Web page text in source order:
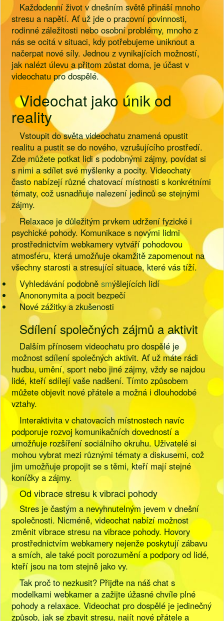
Každodenní život v dnešním světě přináší mnoho
stresu a napětí. Ať už jde o pracovní povinnosti,
rodinné záležitosti nebo osobní problémy, mnoho z
nás se ocitá v situaci, kdy potřebujeme uniknout a
načerpat nové síly. Jednou z vynikajících možností,
jak nalézt úlevu a přitom zůstat doma, je účast v
videochatu pro dospělé.
Videochat jako únik od
reality
Vstoupit do světa videochatu znamená opustit
realitu a pustit se do nového, vzrušujícího prostředí.
Zde můžete potkat lidi s podobnými zájmy, povídat si
s nimi a sdílet své myšlenky a pocity. Videochaty
často nabízejí různé chatovací místnosti s konkrétními
tématy, což usnadňuje nalezení jedinců se stejnými
zájmy.
Relaxace je důležitým prvkem udržení fyzické i
psychické pohody. Komunikace s novými lidmi
prostřednictvím webkamery vytváří pohodovou
atmosféru, která umožňuje okamžitě zapomenout na
všechny starosti a stresující situace, které vás tíží.
Vyhledávání podobněsmýšlejících lidí
Anononymita a pocit bezpečí
Nové zážitky a zkušenosti
Sdílení společných zájmů a aktivit
Dalším přínosem videochatu pro dospělé je
možnost sdílení společných aktivit. Ať už máte rádi
hudbu, umění, sport nebo jiné zájmy, vždy se najdou
lidé, kteří sdílejí vaše nadšení. Tímto způsobem
můžete objevit nové přátele a možná i dlouhodobé
vztahy.
Interaktivita v chatovacích místnostech navíc
podporuje rozvoj komunikačních dovedností a
umožňuje rozšíření sociálního okruhu. Uživatelé si
mohou vybrat mezi různými tématy a diskusemi, což
jim umožňuje propojit se s těmi, kteří mají stejné
koníčky a zájmy.
Od vibrace stresu k vibraci pohody
Stres je častým a nevyhnutelným jevem v dnešní
společnosti. Nicméně, videochat nabízí možnost
změnit vibrace stresu na vibrace pohody. Hovory
prostřednictvím webkamery nejenže poskytují zábavu
a smích, ale také pocit porozumění a podpory od lidé,
kteří jsou na tom stejně jako vy.
Tak proč to nezkusit? Přijďte na náš chat s
modelkami webkamer a zažijte úžasné chvíle plné
pohody a relaxace. Videochat pro dospělé je jedinečný
způsob, jak se zbavit stresu, najít nové přátele a